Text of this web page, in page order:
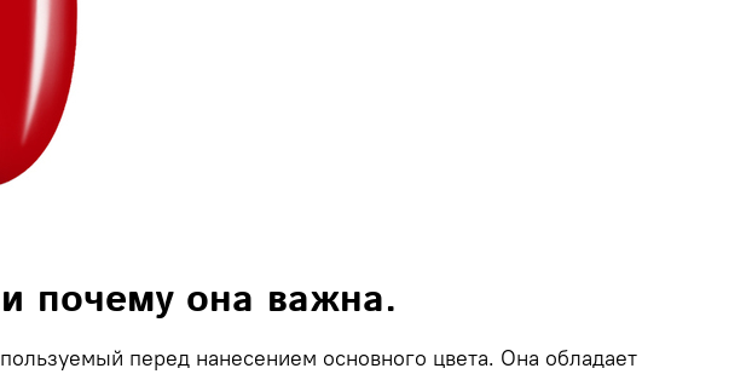
почему она важна.
перед нанесением основного цвета. Она обладает